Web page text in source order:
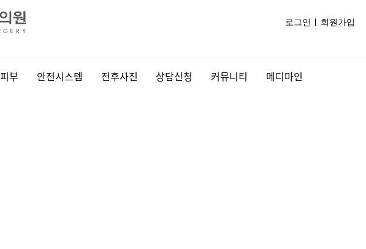
로그인 회원가입
피부 안전시스템 전후사진 상담신청 커뮤니티 메디마인